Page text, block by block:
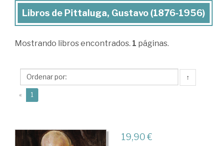
Libros
Pittaluga,
(1876-
1956)
Libros de Pittaluga, Gustavo (1876-1956)
Mostrando libros encontrados. 1 páginas.
↑
« 1
19,90 €